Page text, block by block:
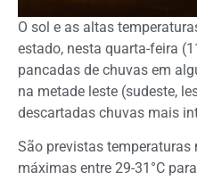
O sol e as altas
estado, nesta quarta-feira
pancadas de chuvas em
na metade leste (sudeste,
descartadas chuvas mais
São previstas temperaturas
máximas entre 29-31°C